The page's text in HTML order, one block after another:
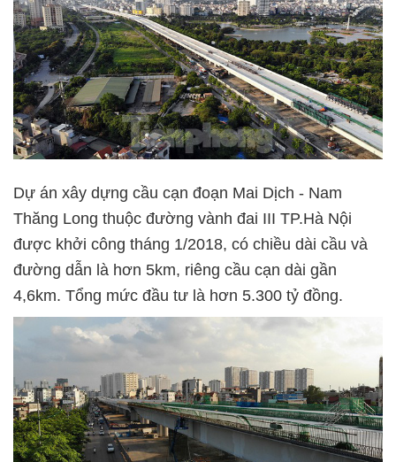
Dự án xây dựng cầu cạn đoạn Mai Dịch - Nam
Thăng Long thuộc đường vành đai III TP.Hà Nội
được khởi công tháng 1/2018, có chiều dài cầu và
đường dẫn là hơn 5km, riêng cầu cạn dài gần
4,6km. Tổng mức đầu tư là hơn 5.300 tỷ đồng.